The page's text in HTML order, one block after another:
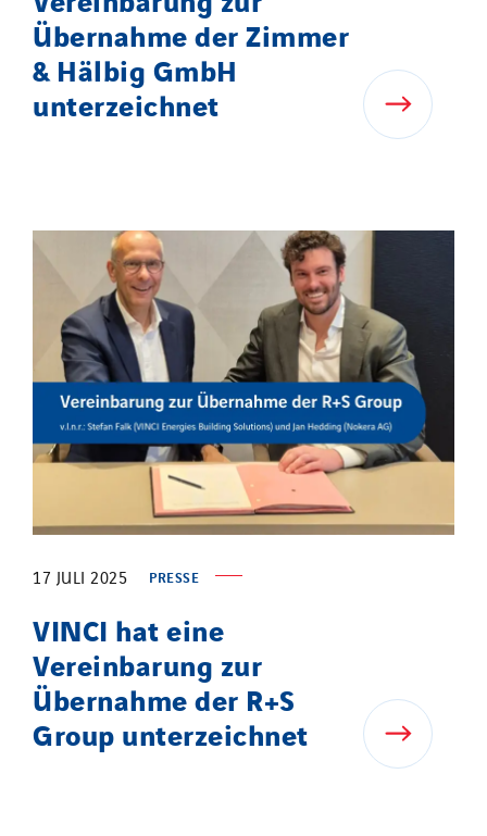
Übernahme der Zimmer
& Hälbig GmbH
unterzeichnet
17 JULI 2025 PRESSE
VINCI hat eine
Vereinbarung zur
Übernahme der R+S
Group unterzeichnet